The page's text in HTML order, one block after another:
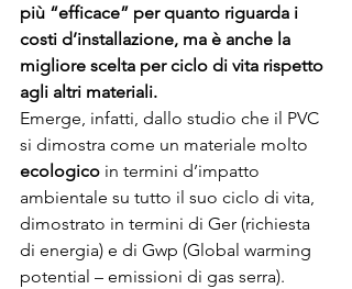
più “efficace” per quanto riguarda i
costi d’installazione, ma è anche la
migliore scelta per ciclo di vita rispetto
agli altri materiali.
Emerge, infatti, dallo studio che il PVC
si dimostra come un materiale molto
ecologico in termini d’impatto
ambientale su tutto il suo ciclo di vita,
dimostrato in termini di Ger (richiesta
di energia) e di Gwp (Global warming
potential – emissioni di gas serra).